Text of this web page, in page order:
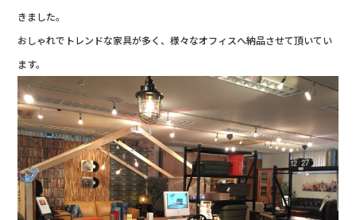
きました。
おしゃれでトレンドな家具が多く、様々なオフィスへ納品させて頂いてい
ます。